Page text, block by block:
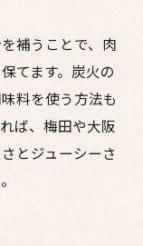
補うことで、肉
てます。炭火の
料を使う方法も
ば、梅田や大阪
とジューシーさ